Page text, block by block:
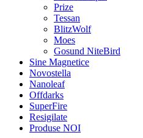
Prize
Tessan
BlitzWolf
Moes
Gosund NiteBird
Sine Magnetice
Novostella
Nanoleaf
Offdarks
SuperFire
Resigilate
Produse NOI